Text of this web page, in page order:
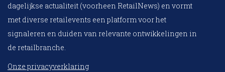
dagelijkse actualiteit (voorheen RetailNews) en vormt
met diverse retailevents een platform voor het
signaleren en duiden van relevante ontwikkelingen in
de retailbranche.
Onze privacyverklaring